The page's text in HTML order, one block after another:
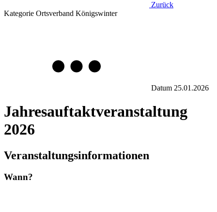
Zurück
Kategorie Ortsverband Königswinter
Datum 25.01.2026
Jahresauftaktveranstaltung
2026
Veranstaltungsinformationen
Wann?